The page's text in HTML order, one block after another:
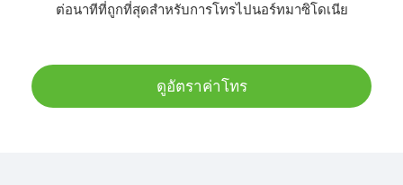
ต่อนาทีที่ถูกที่สุดสำหรับการโทรไปนอร์ทมาซิโดเนีย
ดูอัตราค่าโทร